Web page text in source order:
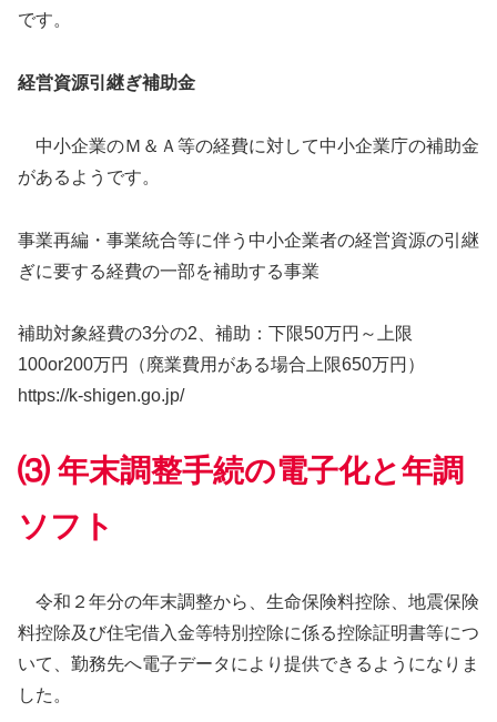
です。
経営資源引継ぎ補助金
中小企業のＭ＆Ａ等の経費に対して中小企業庁の補助金
があるようです。
事業再編・事業統合等に伴う中小企業者の経営資源の引継
ぎに要する経費の一部を補助する事業
補助対象経費の3分の2、補助​：下限50万円～上限
100or200万円（廃業費用がある場合上限650万円）
https://k-shigen.go.jp/
⑶ 年末調整手続の電子化と年調
ソフト
令和２年分の年末調整から、生命保険料控除、地震保険
料控除及び住宅借入金等特別控除に係る控除証明書等につ
いて、勤務先へ電子データにより提供できるようになりま
した。